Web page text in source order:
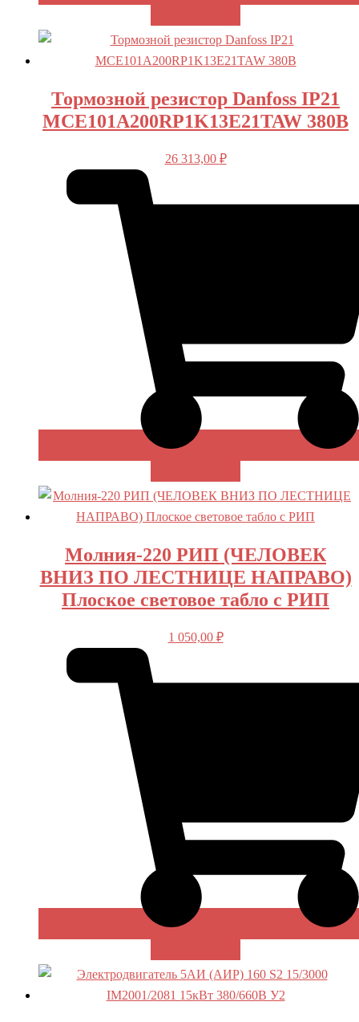
Тормозной резистор Danfoss IP21
MCE101A200RP1K13E21TAW 380В
26 313,00 ₽
Молния-220 РИП (ЧЕЛОВЕК
ВНИЗ ПО ЛЕСТНИЦЕ НАПРАВО)
Плоское световое табло с РИП
1 050,00 ₽